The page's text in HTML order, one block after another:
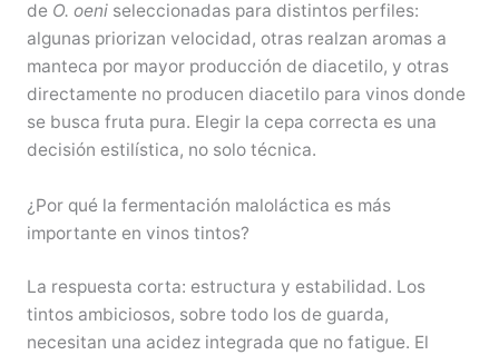
de O. oeniseleccionadas para distintos perfiles:
algunas priorizan velocidad, otras realzan aromas a
manteca por mayor producción de diacetilo, y otras
directamente no producen diacetilo para vinos donde
se busca fruta pura. Elegir la cepa correcta es una
decisión estilística, no solo técnica.
¿Por qué la fermentación maloláctica es más
importante en vinos tintos?
La respuesta corta: estructura y estabilidad. Los
tintos ambiciosos, sobre todo los de guarda,
necesitan una acidez integrada que no fatigue. El